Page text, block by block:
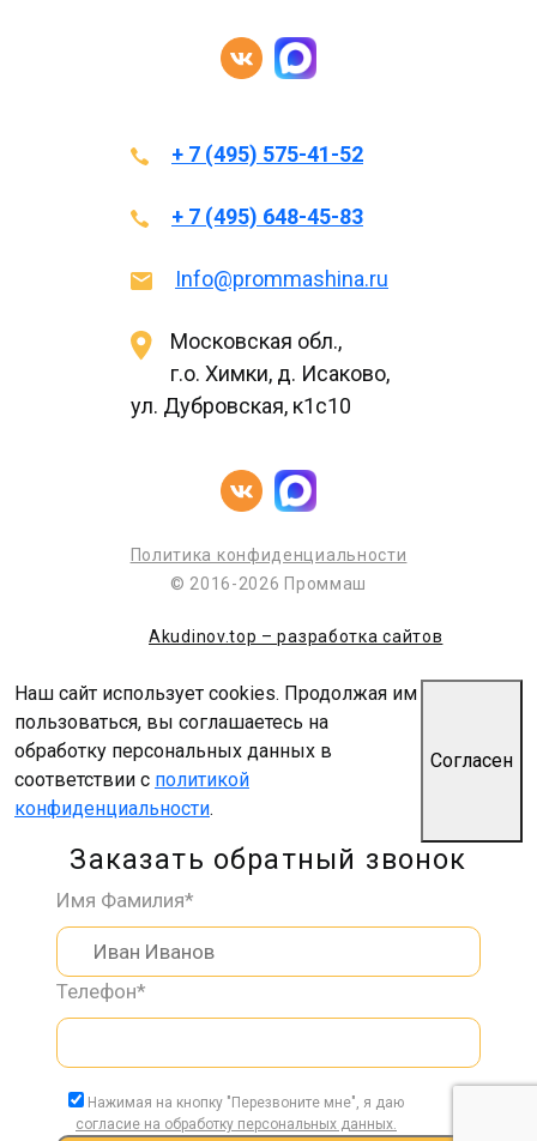
+ 7 (495) 575-41-52
+ 7 (495) 648-45-83
Info@prommashina.ru
Московская обл.,
г.о. Химки, д. Исаково,
ул. Дубровская, к1с10
Политика конфиденциальности
© 2016-2026 Проммаш
Akudinov.top – разработка сайтов
Наш сайт использует cookies. Продолжая им
пользоваться, вы соглашаетесь на
обработку персональных данных в
соответствии с политикой
конфиденциальности.
Согласен
Заказать обратный звонок
Имя Фамилия*
Телефон*
Нажимая на кнопку "Перезвоните мне", я даю
согласие на обработку персональных данных.